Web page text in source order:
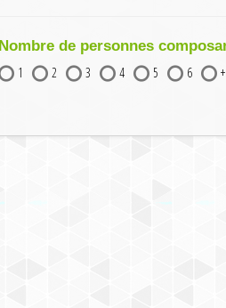
Nombre de personnes
1
2 3 4 5 6 +